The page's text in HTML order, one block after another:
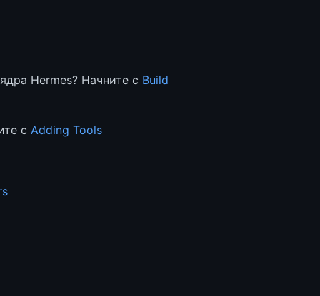
Hermes? Начните с Build
с Adding Tools